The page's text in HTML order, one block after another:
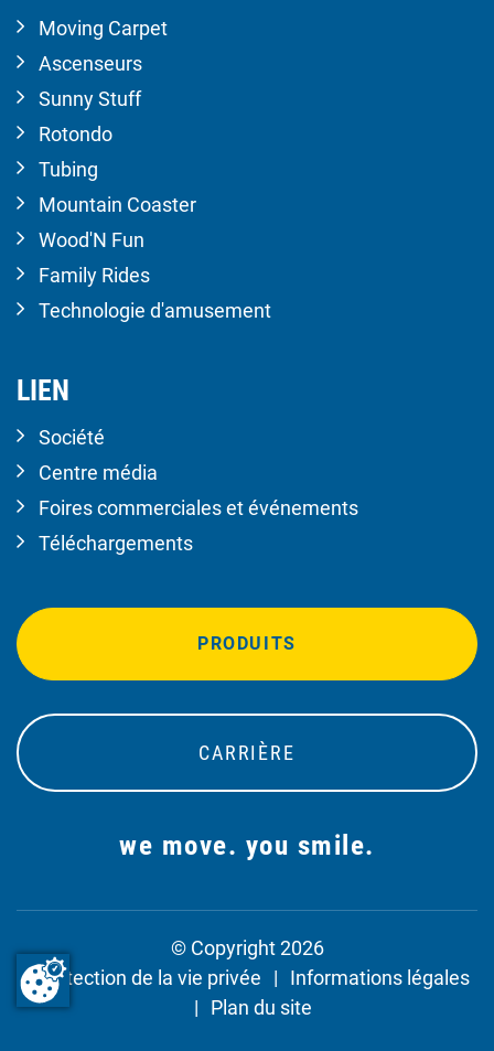
Moving Carpet
Ascenseurs
Sunny Stuff
Rotondo
Tubing
Mountain Coaster
Wood'N Fun
Family Rides
Technologie d'amusement
LIEN
Société
Centre média
Foires commerciales et événements
Téléchargements
PRODUITS
CARRIÈRE
we move. you smile.
© Copyright 2026
Protection de la vie privée
Informations légales
Plan du site